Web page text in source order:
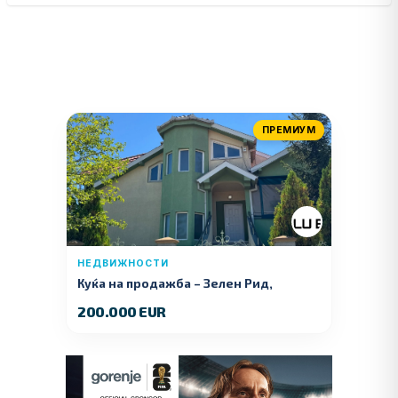
ПРЕМИУМ
НЕДВИЖНОСТИ
Куќа на продажба – Зелeн Рид,
200.000 EUR